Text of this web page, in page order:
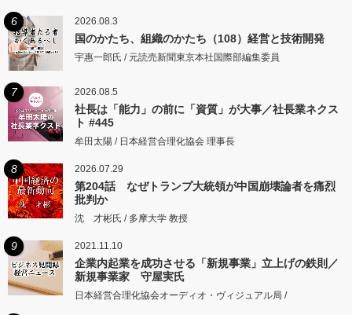
6 2026.08.3
国のかたち、組織のかたち（108）経営と技術開発
宇惠一郎氏 / 元読売新聞東京本社国際部編集委員
7 2026.08.5
社長は「能力」の前に「資質」が大事／社長業ネクス
ト #445
牟田太陽 / 日本経営合理化協会 理事長
8 2026.07.29
第204話 なぜトランプ大統領が中国崩壊論者を痛烈
批判か
沈 才彬氏 / 多摩大学 教授
9 2021.11.10
企業内起業を成功させる「新規事業」立上げの鉄則／
新規事業家 守屋実氏
日本経営合理化協会オーディオ・ヴィジュアル局 /